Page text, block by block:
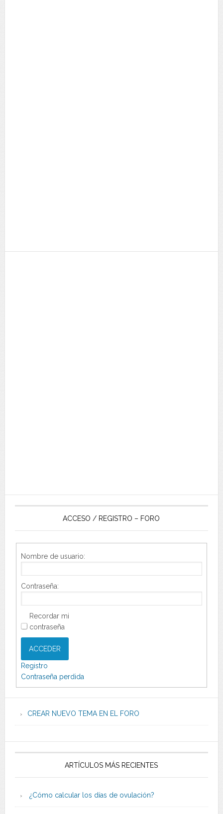
ACCESO / REGISTRO – FORO
Nombre de usuario:
Contraseña:
Recordar mi
contraseña
ACCEDER
Registro
Contraseña perdida
CREAR NUEVO TEMA EN EL FORO
ARTÍCULOS MÁS RECIENTES
¿Cómo calcular los días de ovulación?